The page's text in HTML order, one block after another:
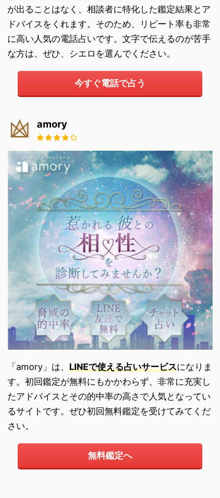
が出ることはなく、相談者に特化した鑑定結果とア
ドバイスをくれます。そのため、リピート率も非常
に高い人気の電話占いです。文字で伝えるのが苦手
な方は、ぜひ、シエロを選んでください。
今すぐ電話で占う
amory
「amory」は、 LINEで使える占いサービスになりま
す。初回鑑定が無料にもかかわらず、非常に充実し
たアドバイスとその的中率の高さで人気となってい
るサイトです。ぜひ初回無料鑑定を受けてみてくだ
さい。
無料鑑定へ